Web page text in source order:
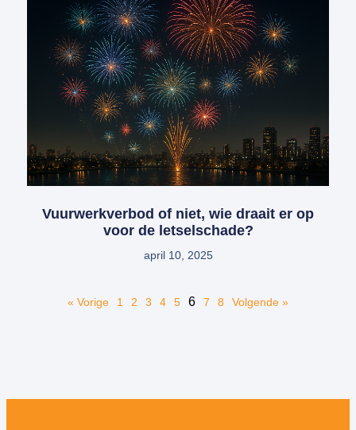
Vuurwerkverbod of niet, wie draait er op
voor de letselschade?
april 10, 2025
« Vorige 1 2 3 4 5 6 7 8 Volgende »